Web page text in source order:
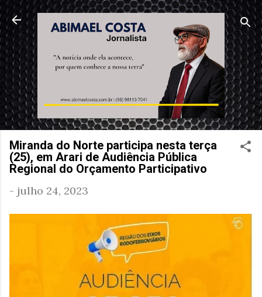
Pular para o conteúdo principal
Miranda do Norte participa nesta terça
(25), em Arari de Audiência Pública
Regional do Orçamento Participativo
- julho 24, 2023